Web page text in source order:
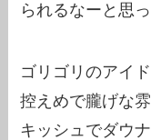
られるなーと思
ゴリゴリのアイ
控えめで朧げな
キッシュでダウ